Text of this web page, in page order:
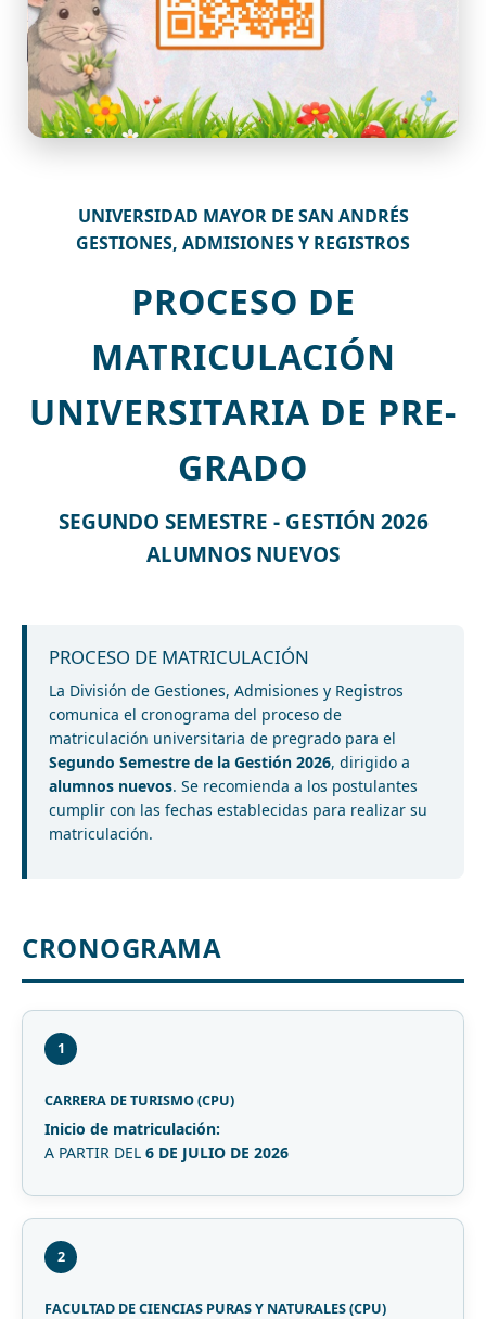
UNIVERSIDAD MAYOR DE SAN ANDRÉS
GESTIONES, ADMISIONES Y REGISTROS
PROCESO DE
MATRICULACIÓN
UNIVERSITARIA DE PRE-
GRADO
SEGUNDO SEMESTRE - GESTIÓN 2026
ALUMNOS NUEVOS
PROCESO DE MATRICULACIÓN
La División de Gestiones, Admisiones y Registros
comunica el cronograma del proceso de
matriculación universitaria de pregrado para el
Segundo Semestre de la Gestión 2026, dirigido a
alumnos nuevos. Se recomienda a los postulantes
cumplir con las fechas establecidas para realizar su
matriculación.
CRONOGRAMA
1
CARRERA DE TURISMO (CPU)
Inicio de matriculación:
A PARTIR DEL 6 DE JULIO DE 2026
2
FACULTAD DE CIENCIAS PURAS Y NATURALES (CPU)